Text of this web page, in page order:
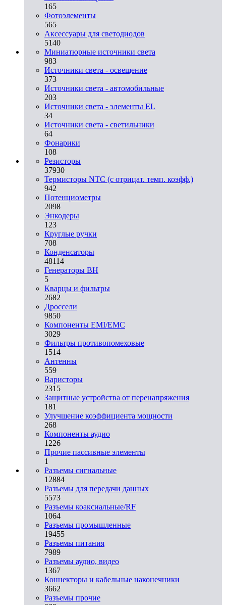
165
Фотоэлементы
565
Аксессуары для светодиодов
5140
Миниатюрные источники света
983
Источники света - освещение
373
Источники света - автомобильные
203
Источники света - элементы EL
34
Источники света - светильники
64
Фонарики
108
Резисторы
37930
Термисторы NTC (с отрицат. темп. коэфф.)
942
Потенциометры
2098
Энкодеры
123
Круглые ручки
708
Конденсаторы
48114
Генераторы ВН
5
Кварцы и фильтры
2682
Дроссели
9850
Компоненты EMI/EMC
3029
Фильтры противопомеховые
1514
Антенны
559
Варисторы
2315
Защитные устройства от перенапряжения
181
Улучшение коэффициента мощности
268
Компоненты аудио
1226
Прочие пассивные элементы
1
Разъeмы сигнальные
12884
Разъeмы для передачи данных
5573
Разъeмы коаксиальные/RF
1064
Разъeмы промышленные
19455
Разъeмы питания
7989
Разъeмы аудио, видео
1367
Коннекторы и кабельные наконечники
3662
Разъeмы прочие